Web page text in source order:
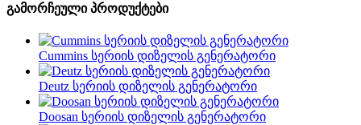
გამორჩეული პროდუქტები
Cummins სერიის დიზელის გენერატორი
Deutz სერიის დიზელის გენერატორი
Doosan სერიის დიზელის გენერატორი